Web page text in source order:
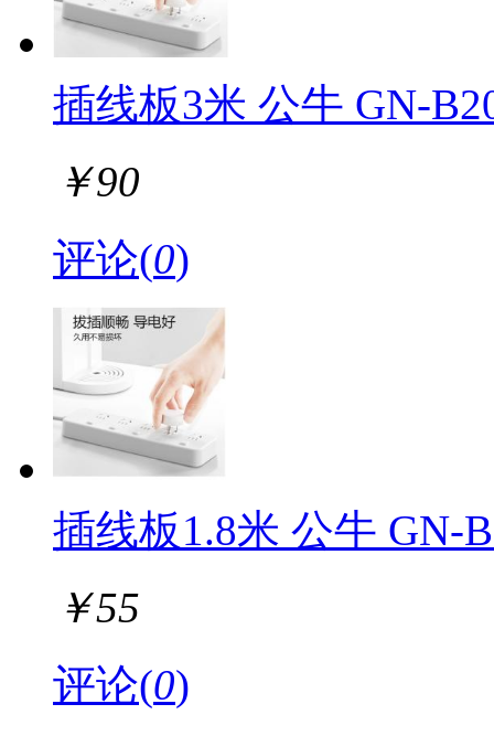
插线板3米 公牛 GN-
￥90
评论(0)
插线板1.8米 公牛 GN-
￥55
评论(0)